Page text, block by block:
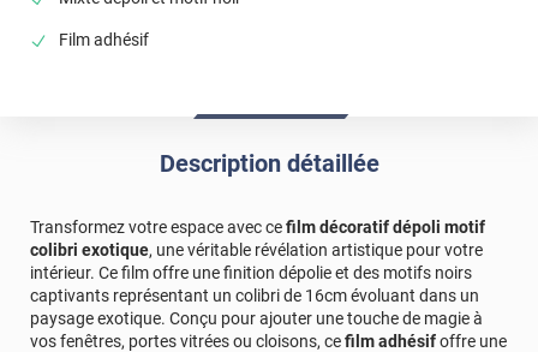
Film adhésif
Description détaillée
Transformez votre espace avec cefilm décoratif dépoli motif
colibri exotique, une véritable révélation artistique pour votre
intérieur. Ce film offre une finition dépolie et des motifs noirs
captivants représentant un colibri de 16cm évoluant dans un
paysage exotique. Conçu pour ajouter une touche de magie à
vos fenêtres, portes vitrées ou cloisons, cefilm adhésifoffre une